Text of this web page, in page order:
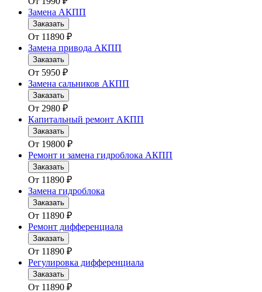
Замена АКПП
Заказать
От 11890 ₽
Замена привода АКПП
Заказать
От 5950 ₽
Замена сальников АКПП
Заказать
От 2980 ₽
Капитальный ремонт АКПП
Заказать
От 19800 ₽
Ремонт и замена гидроблока АКПП
Заказать
От 11890 ₽
Замена гидроблока
Заказать
От 11890 ₽
Ремонт дифференциала
Заказать
От 11890 ₽
Регулировка дифференциала
Заказать
От 11890 ₽